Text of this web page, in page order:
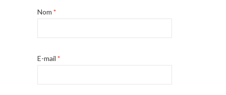
Nom *
E-mail *